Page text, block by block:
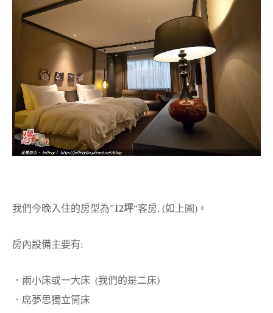
我們今晚入住的房型為”12坪“客房, (如上圖)。
房內設備主要有:
．兩小床或一大床 (我們的是二床)
．席夢思獨立筒床